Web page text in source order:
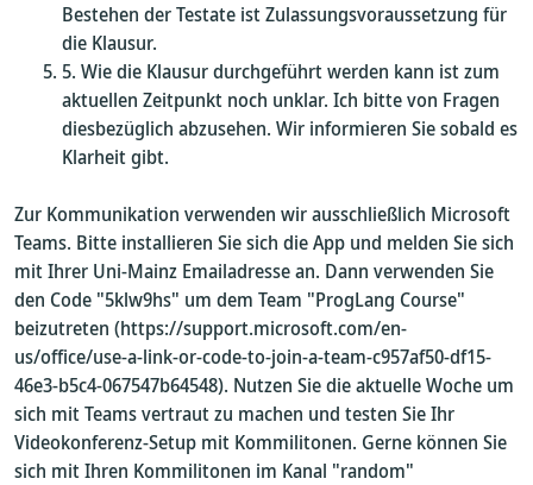
Bestehen der Testate ist Zulassungsvoraussetzung für
die Klausur.
Wie die Klausur durchgeführt werden kann ist zum
aktuellen Zeitpunkt noch unklar. Ich bitte von Fragen
diesbezüglich abzusehen. Wir informieren Sie sobald es
Klarheit gibt.
Zur Kommunikation verwenden wir ausschließlich Microsoft
Teams. Bitte installieren Sie sich die App und melden Sie sich
mit Ihrer Uni-Mainz Emailadresse an. Dann verwenden Sie
den Code "5klw9hs" um dem Team "ProgLang Course"
beizutreten (https://support.microsoft.com/en-
us/office/use-a-link-or-code-to-join-a-team-c957af50-df15-
46e3-b5c4-067547b64548). Nutzen Sie die aktuelle Woche um
sich mit Teams vertraut zu machen und testen Sie Ihr
Videokonferenz-Setup mit Kommilitonen. Gerne können Sie
sich mit Ihren Kommilitonen im Kanal "random"